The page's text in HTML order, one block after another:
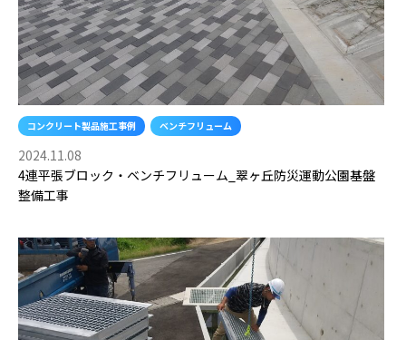
コンクリート製品施工事例 ベンチフリューム
2024.11.08
4連平張ブロック・ベンチフリューム_翠ヶ丘防災運動公園基盤
整備工事